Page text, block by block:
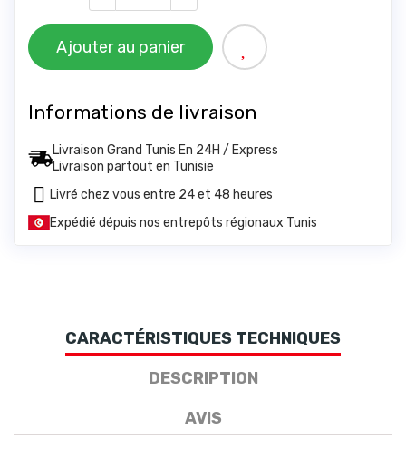
Ajouter au panier
Informations de livraison
Livraison Grand Tunis En 24H / Express
Livraison partout en Tunisie
Expédié dépuis nos entrepôts régionaux Tunis
Livré chez vous entre 24 et 48 heures
CARACTÉRISTIQUES TECHNIQUES
DESCRIPTION
AVIS